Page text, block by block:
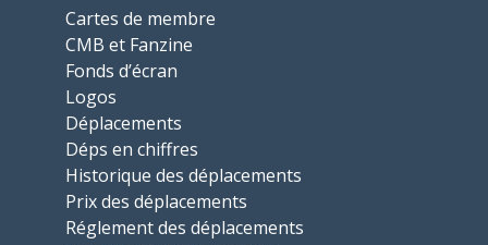
Cartes de membre
CMB et Fanzine
Fonds d’écran
Logos
Déplacements
Déps en chiffres
Historique des déplacements
Prix des déplacements
Réglement des déplacements